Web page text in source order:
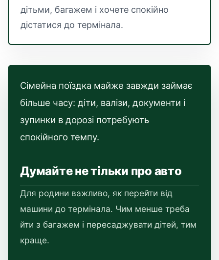
дітьми, багажем і хочете спокійно
дістатися до термінала.
Сімейна поїздка майже завжди займає
більше часу: діти, валізи, документи і
зупинки в дорозі потребують
спокійного темпу.
Думайте не тільки про авто
Для родини важливо, як перейти від
машини до термінала. Чим менше треба
йти з багажем і пересаджувати дітей, тим
краще.